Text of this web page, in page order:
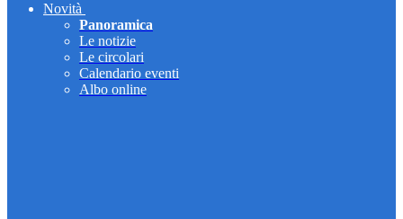
Novità
Panoramica
Le notizie
Le circolari
Calendario eventi
Albo online